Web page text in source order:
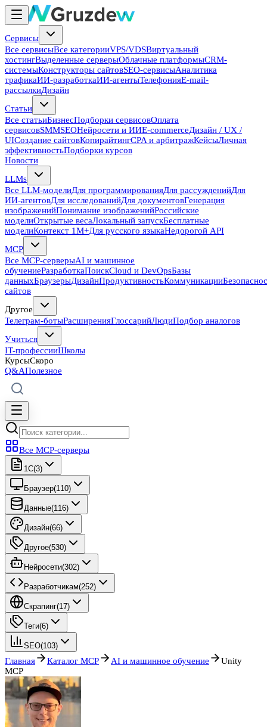
Сервисы
Все сервисыВсе категорииVPS/VDSВиртуальный
хостингВыделенные серверыОблачные платформыCRM-
системыКонструкторы сайтовSEO-сервисыАналитика
трафикаИИ-разработкаИИ-агентыТелефонияE-mail-
рассылкиДизайн
Статьи
Все статьиБизнесПодборки сервисовОплата
сервисовSMMSEOНейросети и ИИE-commerceДизайн / UX /
UIСоздание сайтовКопирайтингCPA и арбитражКейсыЛичная
эффективностьПодборки курсов
Новости
LLMs
Все LLM-моделиДля программированияДля рассужденийДля
ИИ-агентовДля исследованийДля документовГенерация
изображенийПонимание изображенийРоссийские
моделиОткрытые весаЛокальный запускБесплатные
моделиКонтекст 1M+Для русского языкаНедорогой API
MCP
Все MCP-серверыAI и машинное
обучениеРазработкаПоискCloud и DevOpsБазы
данныхБраузерыДизайнПродуктивностьКоммуникации
сайтов
Другое
Телеграм-ботыРасширенияГлоссарийЛюдиПодбор аналогов
Учиться
IT-профессииШколы
КурсыСкоро
Q&AПолезное
Все MCP-серверы
1C(3)
Браузер(110)
Данные(116)
Дизайн(66)
Другое(530)
Нейросети(302)
Разработчикам(252)
Скрапинг(17)
Теги(6)
SEO(103)
Главная Каталог MCP AI и машинное обучение
Unity
MCP